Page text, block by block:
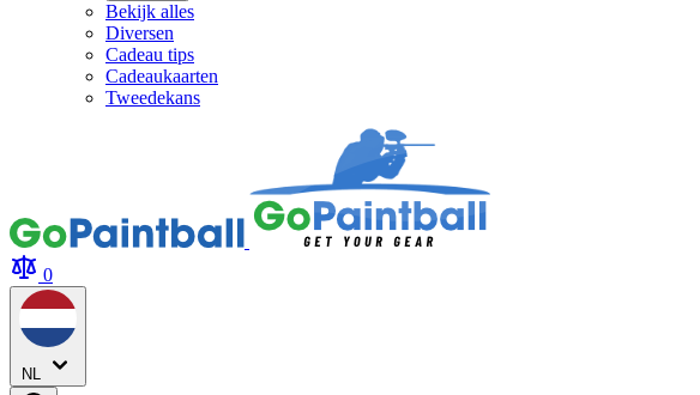
Bekijk alles
Diversen
Cadeau tips
Cadeaukaarten
Tweedekans
0
NL